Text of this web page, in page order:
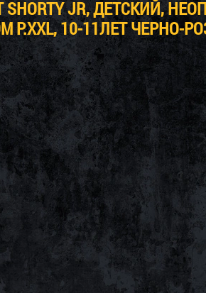
JR, ДЕТСКИЙ,
10-11ЛЕТ ЧЕРНО-